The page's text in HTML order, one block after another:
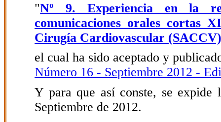
"Nº 9. Experiencia en la
comunicaciones orales cortas
Cirugía Cardiovascular
el cual ha sido aceptado y
Número 16 - Septiembre 2012 -
Y para que así conste, se
Septiembre de 2012.